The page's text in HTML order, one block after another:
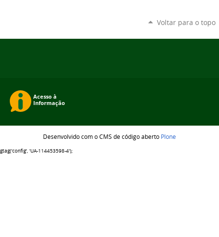
Voltar para o topo
Desenvolvido com o CMS de código aberto Plone
gtag('config', 'UA-114453598-4');